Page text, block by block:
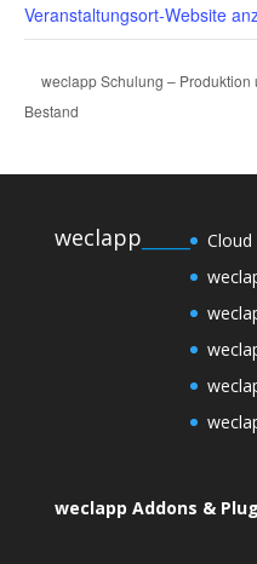
Veranstaltungsort-Website
weclapp Schulung – Produktion
Bestand
weclapp
Cloud
weclapp Addons &